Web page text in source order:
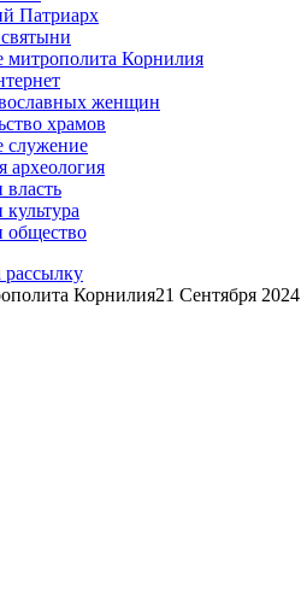
Патриарх
митрополита Корнилия
женщин
храмов
служение
археология
власть
общество
рассылку
Корнилия21 Сентября 2024